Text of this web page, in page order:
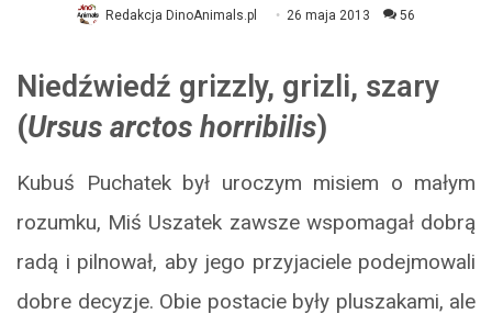
Redakcja DinoAnimals.pl 26 maja 2013 56
Niedźwiedź grizzly, grizli, szary
(Ursus arctos horribilis)
Kubuś Puchatek był uroczym misiem o małym
rozumku, Miś Uszatek zawsze wspomagał dobrą
radą i pilnował, aby jego przyjaciele podejmowali
dobre decyzje. Obie postacie były pluszakami, ale